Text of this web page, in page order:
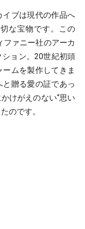
イブは現代の作品へ
な宝物です。この
ファニー社のアーカ
ョン。20世紀初頭
ムを製作してきま
贈る愛の証であっ
けがえのない“思い
のです。